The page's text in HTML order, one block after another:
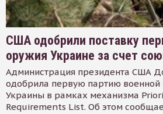
США одобрили поставку
оружия Украине за счет
Администрация президента США
одобрила первую партию
Украины в рамках механизма
Requirements List. Об этом